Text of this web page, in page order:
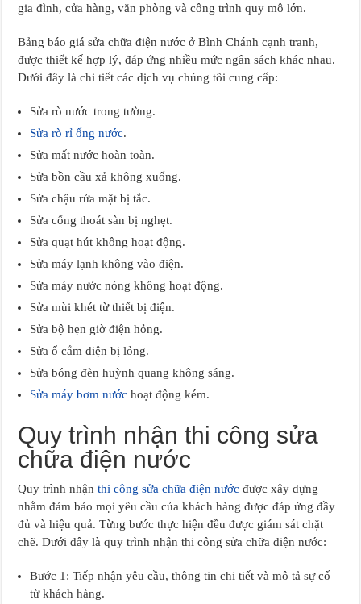
gia đình, cửa hàng, văn phòng và công trình quy mô lớn.
Bảng báo giá sửa chữa điện nước ở Bình Chánh cạnh tranh,
được thiết kế hợp lý, đáp ứng nhiều mức ngân sách khác nhau.
Dưới đây là chi tiết các dịch vụ chúng tôi cung cấp:
Sửa rò nước trong tường.
Sửa rò rỉ ống nước.
Sửa mất nước hoàn toàn.
Sửa bồn cầu xả không xuống.
Sửa chậu rửa mặt bị tắc.
Sửa cống thoát sàn bị nghẹt.
Sửa quạt hút không hoạt động.
Sửa máy lạnh không vào điện.
Sửa máy nước nóng không hoạt động.
Sửa mùi khét từ thiết bị điện.
Sửa bộ hẹn giờ điện hỏng.
Sửa ổ cắm điện bị lỏng.
Sửa bóng đèn huỳnh quang không sáng.
Sửa máy bơm nước hoạt động kém.
Quy trình nhận thi công sửa
chữa điện nước
Quy trình nhậnthi công sửa chữa điện nước được xây dựng
nhằm đảm bảo mọi yêu cầu của khách hàng được đáp ứng đầy
đủ và hiệu quả. Từng bước thực hiện đều được giám sát chặt
chẽ. Dưới đây là quy trình nhận thi công sửa chữa điện nước:
Bước 1: Tiếp nhận yêu cầu, thông tin chi tiết và mô tả sự cố
từ khách hàng.